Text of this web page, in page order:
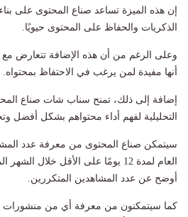
إن هذه الميزة تساعد صناع المحتوى على
الذكريات والحفاظ على المحتوى حيويًا.
وعلى الرغم من أن هذه الإضافة تتعارض مع
أنها مفيدة لمن يرغب في الاحتفاظ بمحتواه.
إضافة إلى ذلك، تمنح سناب شات صناع
التحليلية لفهم أداء محتواهم بشكل أفضل
سيتمكن صناع المحتوى من معرفة عدد
العام لمدة 12 يومًا على الأقل خلال
أوضح عن عدد المشاهدين المتكررين.